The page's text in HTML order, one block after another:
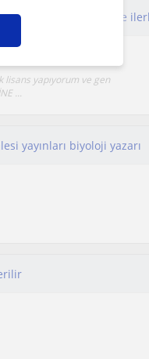
lisans yapıyorum ve gen
...
yayınları biyoloji yazarı